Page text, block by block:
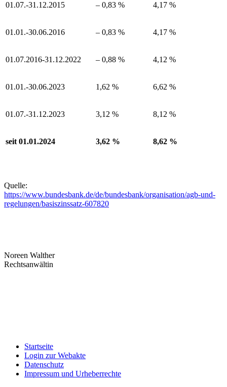
01.07.-31.12.2015 – 0,83 % 4,17 %
01.01.-30.06.2016 – 0,83 % 4,17 %
01.07.2016-31.12.2022 – 0,88 % 4,12 %
01.01.-30.06.2023 1,62 % 6,62 %
01.07.-31.12.2023 3,12 % 8,12 %
seit 01.01.2024 3,62 % 8,62 %
Quelle:
https://www.bundesbank.de/de/bundesbank/organisation/agb-und-
regelungen/basiszinssatz-607820
Noreen Walther
Rechtsanwältin
Startseite
Login zur Webakte
Datenschutz
Impressum und Urheberrechte